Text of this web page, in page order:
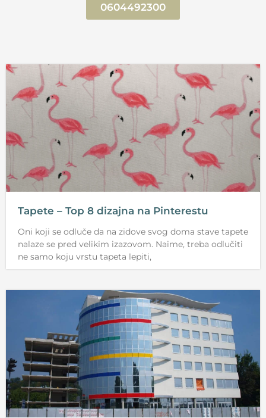
0604492300
Tapete – Top 8 dizajna na Pinterestu
Oni koji se odluče da na zidove svog doma stave tapete
nalaze se pred velikim izazovom. Naime, treba odlučiti
ne samo koju vrstu tapeta lepiti,